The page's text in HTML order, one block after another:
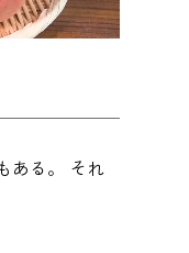
ある。 それ